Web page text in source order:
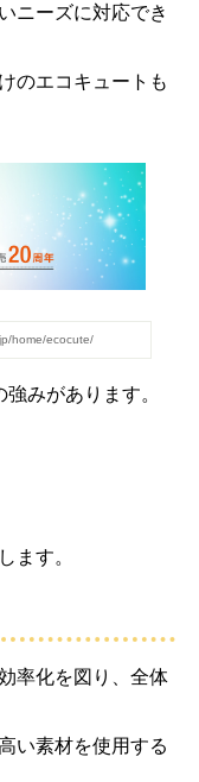
ニーズに対応でき
のエコキュートも
home/ecocute/
みがあります。
ます。
率化を図り、全体
い素材を使用する